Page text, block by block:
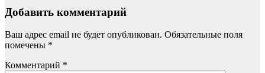
Добавить комментарий
Ваш адрес email не будет опубликован. Обязательные поля
помечены *
Комментарий *